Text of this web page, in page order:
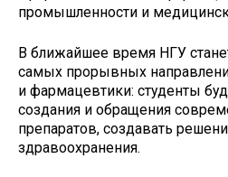
промышленности и
В ближайшее время НГУ
самых прорывных
и фармацевтики: студенты
создания и обращения
препаратов, создавать
здравоохранения.